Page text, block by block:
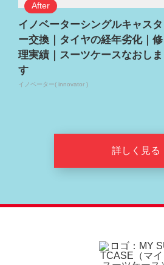
イノベーターシングルキャスタ
ー交換｜タイヤの経年劣化｜修
理実績｜スーツケースなおしま
す
イノベーター( innovator )
詳しく見る